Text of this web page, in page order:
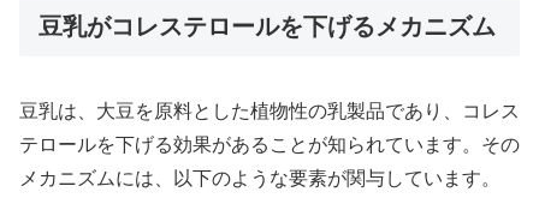
豆乳がコレステロールを下げるメカニズム
豆乳は、大豆を原料とした植物性の乳製品であり、コレス
テロールを下げる効果があることが知られています。その
メカニズムには、以下のような要素が関与しています。